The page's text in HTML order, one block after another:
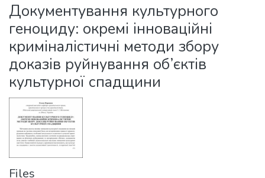
Statistics
Документування культурного
геноциду: окремі інноваційні
криміналістичні методи збору
доказів руйнування об’єктів
культурної спадщини
Files